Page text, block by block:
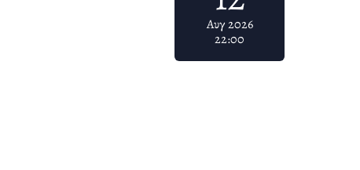
Αυγ 2026
22:00